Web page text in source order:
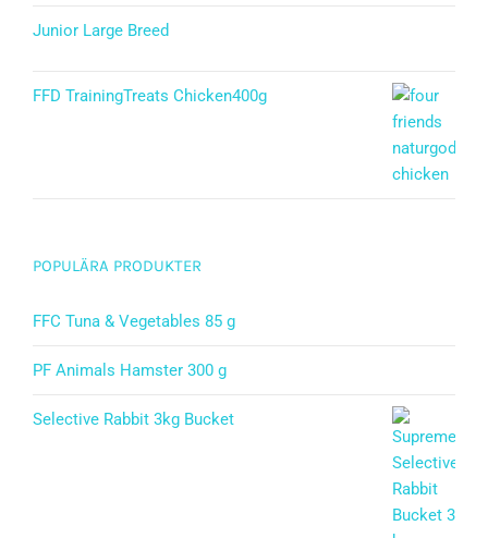
Junior Large Breed
5.00av 5
FFD TrainingTreats Chicken400g
POPULÄRA PRODUKTER
FFC Tuna & Vegetables 85 g
PF Animals Hamster 300 g
Selective Rabbit 3kg Bucket